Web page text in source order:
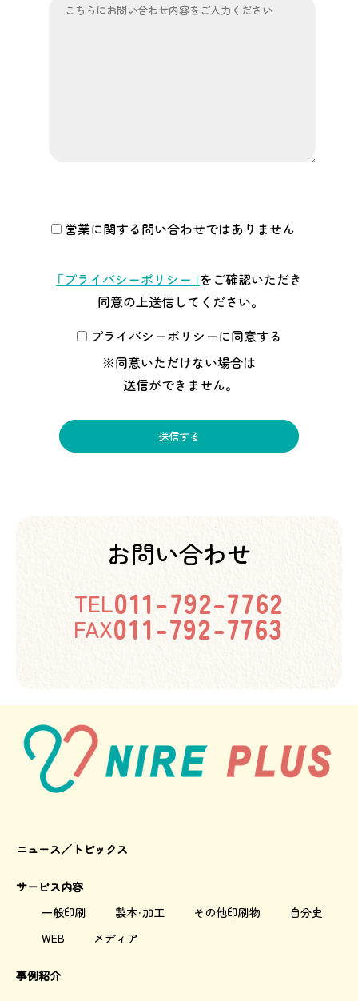
営業に関する問い合わせではありません
「プライバシーポリシー」をご確認いただき
同意の上送信してください。
プライバシーポリシーに同意する
※同意いただけない場合は
送信ができません。
お問い合わせ
TEL011-792-7762
FAX011-792-7763
ニュース／トピックス
サービス内容
一般印刷
製本・加工 その他印刷物
自分史
WEB
メディア
事例紹介